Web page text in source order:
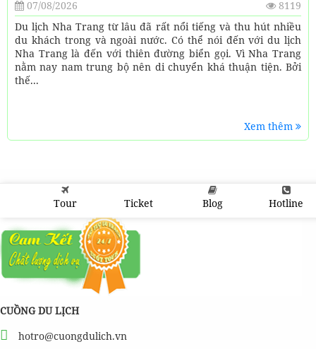
07/08/2026
8119
Du lịch Nha Trang từ lâu đã rất nổi tiếng và thu hút nhiều
du khách trong và ngoài nước. Có thể nói đến với du lịch
Nha Trang là đến với thiên đường biển gọi. Vì Nha Trang
nằm nay nam trung bộ nên di chuyển khá thuận tiện. Bởi
thế...
Xem thêm
Tour Ticket Blog Hotline
CUỒNG DU LỊCH
hotro@cuongdulich.vn